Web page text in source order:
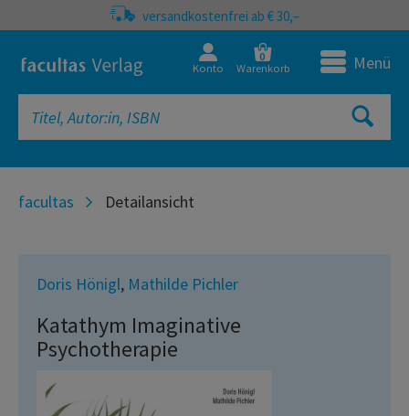
versandkostenfrei ab € 30,–
Konto
0
Warenkorb Menü
facultas Detailansicht
Doris Hönigl, Mathilde Pichler
Katathym Imaginative
Psychotherapie